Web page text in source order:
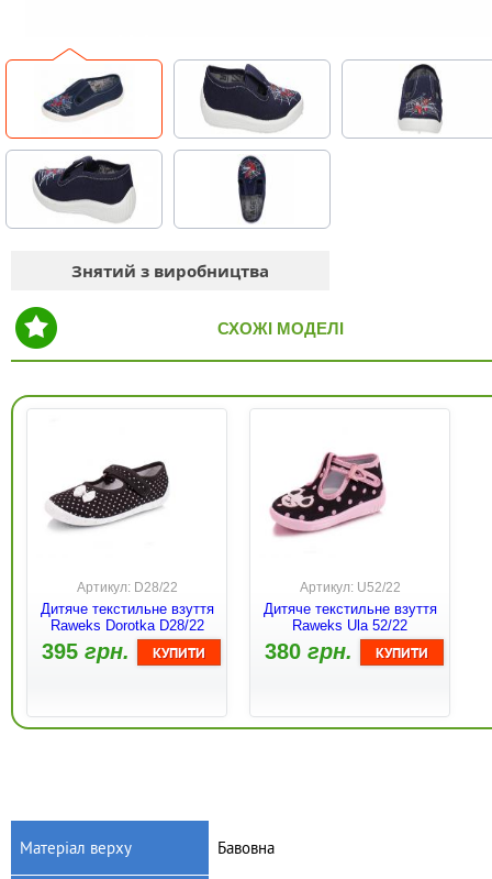
Знятий з виробництва
СХОЖІ МОДЕЛІ
Артикул: D28/22
Дитяче текстильне взуття
Raweks Dorotka D28/22
395грн.
Артикул: U52/22
Дитяче текстильне взуття
Raweks Ula 52/22
380грн.
Матеріал верху Бавовна